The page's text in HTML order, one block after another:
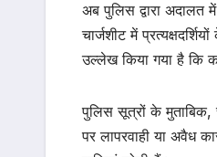
अब पुलिस द्वारा अदालत
चार्जशीट में
उल्लेख किया गया है कि
पुलिस सूत्रों के मुताबिक,
पर लापरवाही या अवैध